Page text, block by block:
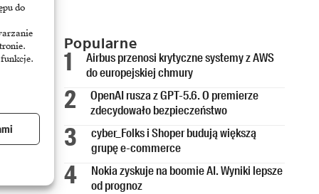
do
Popularne
Airbus przenosi krytyczne systemy z AWS
do europejskiej chmury
OpenAI rusza z GPT-5.6. O premierze
zdecydowało bezpieczeństwo
cyber_Folks i Shoper budują większą
grupę e-commerce
Nokia zyskuje na boomie AI. Wyniki lepsze
od prognoz